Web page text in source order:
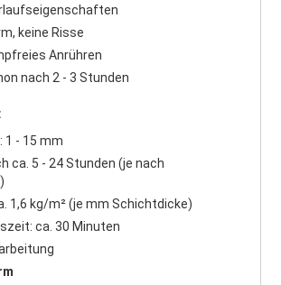
keine Risse
Anrühren
nach 2 - 3 Stunden
1 - 15 mm
ca. 5 - 24 Stunden (je nach
1,6 kg/m² (je mm Schichtdicke)
ca. 30 Minuten